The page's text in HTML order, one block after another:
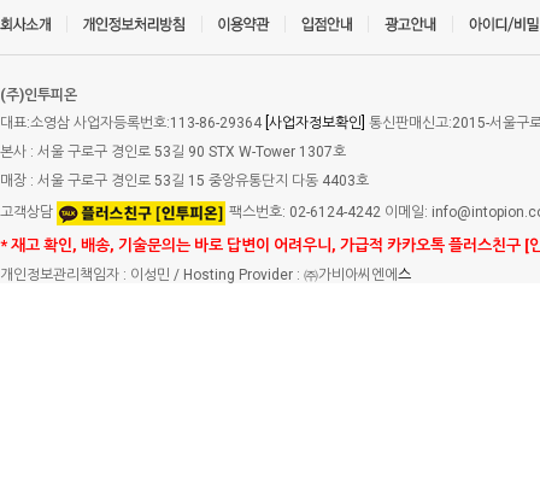
(주)인투피온
대표:소영삼 사업자등록번호:113-86-29364 [사업자정보확인] 통신판매신고:2015-서울구
본사 : 서울 구로구 경인로 53길 90 STX W-Tower 1307호
매장 : 서울 구로구 경인로 53길 15 중앙유통단지 다동 4403호
고객상담
팩스번호: 02-6124-4242 이메일:
* 재고 확인, 배송, 기술문의는 바로 답변이 어려우니, 가급적 카카오톡 플러스친구 [
개인정보관리책임자 : 이성민 / Hosting Provider : ㈜가비아씨엔에 스